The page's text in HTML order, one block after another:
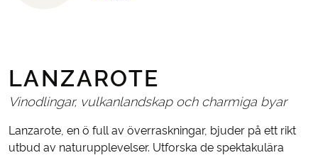
LANZAROTE
Vinodlingar, vulkanlandskap och charmiga byar
Lanzarote, en ö full av överraskningar, bjuder på ett rikt
utbud av naturupplevelser. Utforska de spektakulära